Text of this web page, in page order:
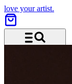
love your artist.